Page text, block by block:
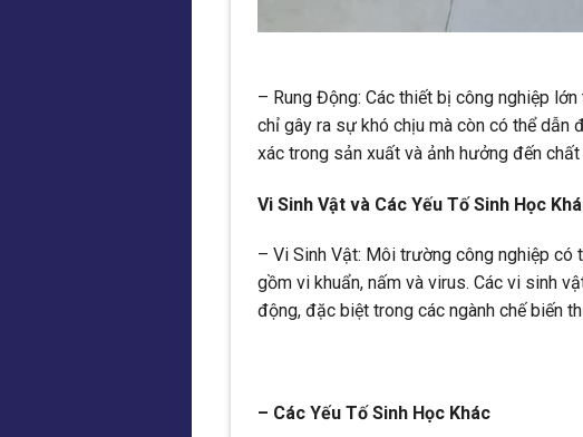
– Rung Động: Các thiết bị công nghiệp
chỉ gây ra sự khó chịu mà còn có thể dẫn
xác trong sản xuất và ảnh hưởng đến
Vi Sinh Vật và Các Yếu Tố Sinh Học
– Vi Sinh Vật: Môi trường công nghiệp có
gồm vi khuẩn, nấm và virus. Các vi sinh
động, đặc biệt trong các ngành chế biến
– Các Yếu Tố Sinh Học Khác